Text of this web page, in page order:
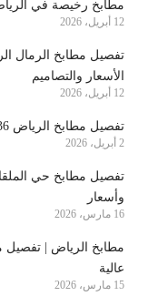
مطابخ رخيصة في
12 أبريل، 2026
الأسعار والتصاميم
12 أبريل، 2026
تفصيل مطابخ الرياض 0510441236
2 أبريل، 2026
تفصيل مطابخ حي
وأسعار
16 مارس، 2026
مطابخ الرياض | تفصيل
عالية
15 مارس، 2026